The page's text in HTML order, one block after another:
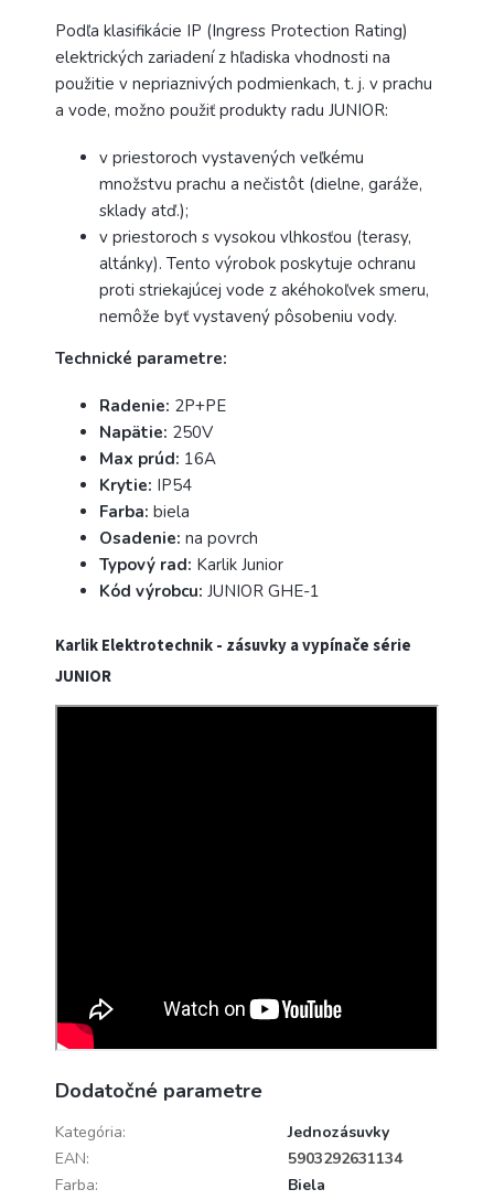
Podľa klasifikácie IP (Ingress Protection Rating)
elektrických zariadení z hľadiska vhodnosti na
použitie v nepriaznivých podmienkach, t. j. v prachu
a vode, možno použiť produkty radu JUNIOR:
v priestoroch vystavených veľkému
množstvu prachu a nečistôt (dielne, garáže,
sklady atď.);
v priestoroch s vysokou vlhkosťou (terasy,
altánky). Tento výrobok poskytuje ochranu
proti striekajúcej vode z akéhokoľvek smeru,
nemôže byť vystavený pôsobeniu vody.
Technické parametre:
Radenie: 2P+PE
Napätie: 250V
Max prúd: 16A
Krytie: IP54
Farba: biela
Osadenie: na povrch
Typový rad: Karlik Junior
Kód výrobcu: JUNIOR GHE-1
Karlik Elektrotechnik - zásuvky a vypínače série
JUNIOR
Dodatočné parametre
Kategória:
Jednozásuvky
EAN:
5903292631134
Farba:
Biela